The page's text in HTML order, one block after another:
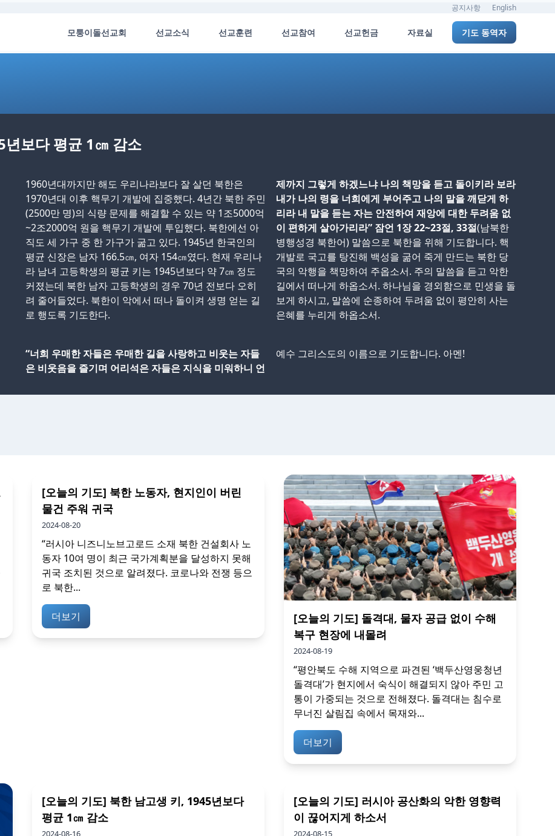
공지사항 English
모퉁이돌선교회 선교소식 선교훈련 선교참여 선교헌금 자료실 기도 동역자
보다 평균 1㎝ 감소
1960년대까지만 해도 우리나라보다 잘 살던 북한은
1970년대 이후 핵무기 개발에 집중했다. 4년간 북한 주민
(2500만 명)의 식량 문제를 해결할 수 있는 약 1조5000억
~2조2000억 원을 핵무기 개발에 투입했다. 북한에선 아
직도 세 가구 중 한 가구가 굶고 있다. 1945년 한국인의
평균 신장은 남자 166.5㎝, 여자 154㎝였다. 현재 우리나
라 남녀 고등학생의 평균 키는 1945년보다 약 7㎝ 정도
커졌는데 북한 남자 고등학생의 경우 70년 전보다 오히
려 줄어들었다. 북한이 악에서 떠나 돌이켜 생명 얻는 길
로 행도록 기도한다.
“너희 우매한 자들은 우매한 길을 사랑하고 비웃는 자들
은 비웃음을 즐기며 어리석은 자들은 지식을 미워하니 언
제까지 그렇게 하겠느냐 나의 책망을 듣고 돌이키라 보라
내가 나의 령을 너희에게 부어주고 나의 말을 깨닫게 하
리라 내 말을 듣는 자는 안전하여 재앙에 대한 두려움 없
이 편하게 살아가리라” 잠언 1장 22~23절, 33절(남북한
병행성경 북한어) 말씀으로 북한을 위해 기도합니다. 핵
개발로 국고를 탕진해 백성을 굶어 죽게 만드는 북한 당
국의 악행을 책망하여 주옵소서. 주의 말씀을 듣고 악한
길에서 떠나게 하옵소서. 하나님을 경외함으로 민생을 돌
보게 하시고, 말씀에 순종하여 두려움 없이 평안히 사는
은혜를 누리게 하옵소서.
예수 그리스도의 이름으로 기도합니다. 아멘!
[오늘의 기도] 북한 노동자, 현지인이 버린
물건 주워 귀국
2024-08-20
“러시아 니즈니노브고로드 소재 북한 건설회사 노
동자 10여 명이 최근 국가계획분을 달성하지 못해
귀국 조치된 것으로 알려졌다. 코로나와 전쟁 등으
로 북한...
더보기
[오늘의 기도] 돌격대, 물자 공급 없이 수해
복구 현장에 내몰려
2024-08-19
“평안북도 수해 지역으로 파견된 ‘백두산영웅청년
돌격대’가 현지에서 숙식이 해결되지 않아 주민 고
통이 가중되는 것으로 전해졌다. 돌격대는 침수로
무너진 살림집 속에서 목재와...
더보기
[오늘의 기도] 북한 남고생 키, 1945년보다
평균 1㎝ 감소
2024-08-16
[오늘의 기도] 러시아 공산화의 악한 영향력
이 끊어지게 하소서
2024-08-15